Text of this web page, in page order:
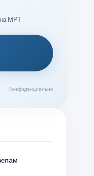
на МРТ
Конфиденциально